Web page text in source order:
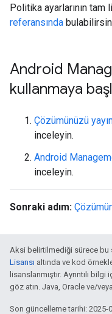
Politika ayarlarının tam
referansında
Android
kullanmaya
Çözümünüzü
inceleyin.
Android
inceleyin.
Sonraki adım:
Aksi belirtilmediği sürece bu
Lisansı altında ve kod
lisanslanmıştır. Ayrıntılı bilgi
göz atın. Java, Oracle ve/
Son güncelleme tarihi: 2025-